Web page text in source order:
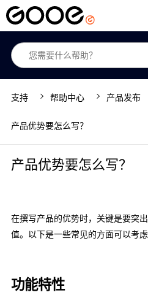
支持 帮助中心 产品发布
产品优势要怎么写？
产品优势要怎么写？
在撰写产品的优势时，关键是要突
值。以下是一些常见的方面可以考虑
功能特性